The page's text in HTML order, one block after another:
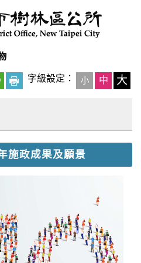
字級設定： 小 中 大
施政成果及願景